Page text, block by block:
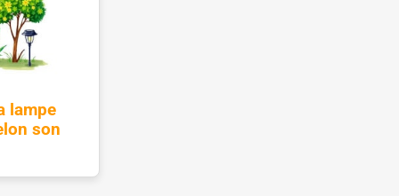
lampe
son